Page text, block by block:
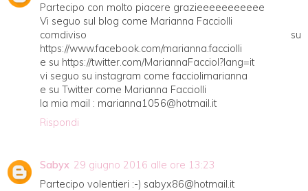
Partecipo con molto piacere grazieeeeeeeeeee
Vi seguo sul blog come Marianna Facciolli
comdiviso su
https://www.facebook.com/marianna.facciolli
e su https://twitter.com/MariannaFacciol?lang=it
vi seguo su instagram come facciolimarianna
e su Twitter come Marianna Facciolli
la mia mail : marianna1056@hotmail.it
Rispondi
Sabyx 29 giugno 2016 alle ore 13:23
Partecipo volentieri :-) sabyx86@hotmail.it